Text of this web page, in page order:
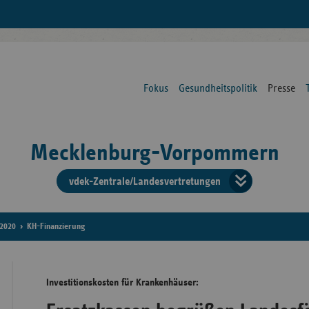
Fokus Gesundheitspolitik Presse
Mecklenburg-Vorpommern
vdek-Zentrale/Landesvertretungen
der
2020 KH-Finanzierung
Investitionskosten für Krankenhäuser: